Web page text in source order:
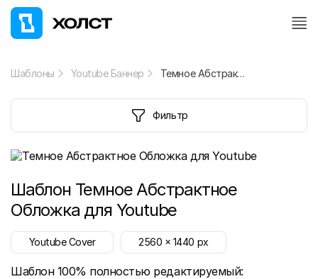
Шаблоны Youtube Баннер Темное Абстрактное Обложка для Youtube
Фильтр
Шаблон Темное Абстрактное
Обложка для Youtube
Youtube Cover 2560 x 1440 px
Шаблон 100% полностью редактируемый: